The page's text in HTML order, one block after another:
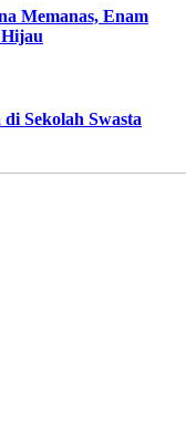
Memanas, Enam
Sekolah Swasta